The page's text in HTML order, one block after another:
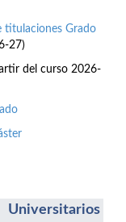
titulaciones Grado
27)
del curso 2026-